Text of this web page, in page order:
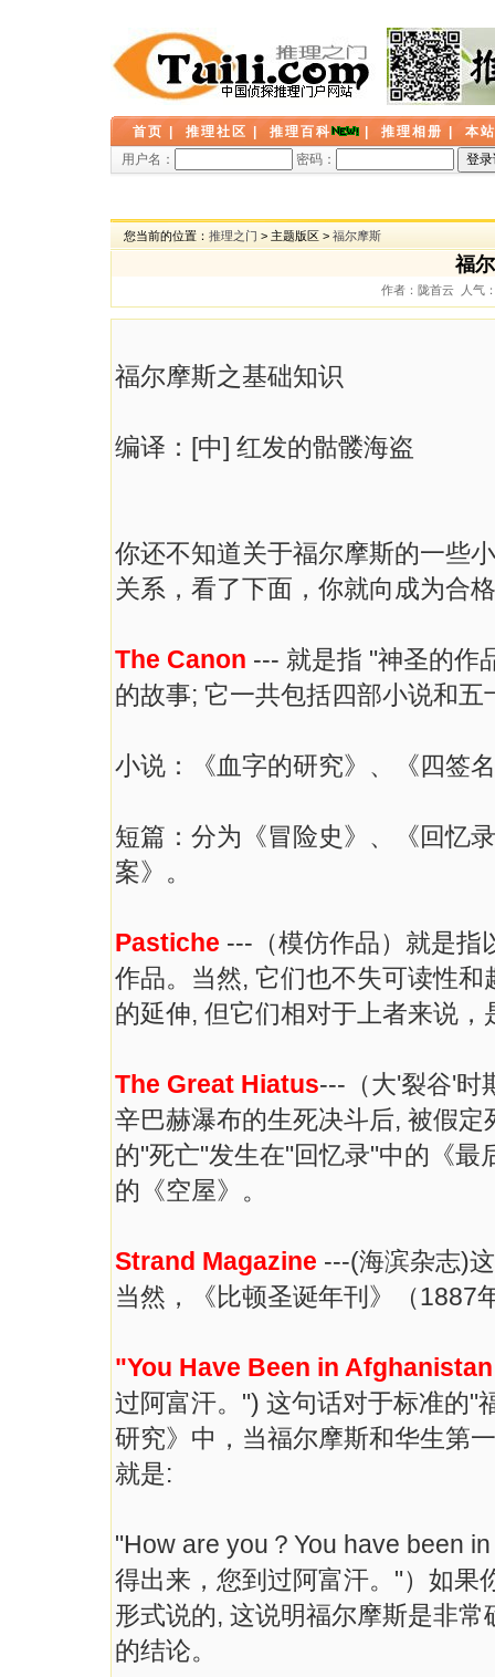
首页 推理社区 推理百科 推理相册
本
用户名：
密码：
您当前的位置： 推理之门 > 主题版区 > 福尔摩斯
福
作者：陇首云 人气
福尔摩斯之基础知识
编译：[中] 红发的骷髅海盗
你还不知道关于福尔摩斯的一些
关系，看了下面，你就向成为合
The Canon --- 就是指 "神圣的作
的故事; 它一共包括四部小说和
小说：《血字的研究》、《四签
短篇：分为《冒险史》、《回忆
案》。
Pastiche ---（模仿作品）就是指
作品。当然, 它们也不失可读性
的延伸, 但它们相对于上者来说，
The Great Hiatus---（大'裂谷'时
辛巴赫瀑布的生死决斗后, 被假
的"死亡"发生在"回忆录"中的《
的《空屋》。
Strand Magazine ---(海滨杂志)
当然，《比顿圣诞年刊》（1887
"You Have Been in
过阿富汗。") 这句话对于标准的"
研究》中，当福尔摩斯和华生第
就是:
"How are you？You have been
得出来，您到过阿富汗。"）如果
形式说的, 这说明福尔摩斯是非
的结论。